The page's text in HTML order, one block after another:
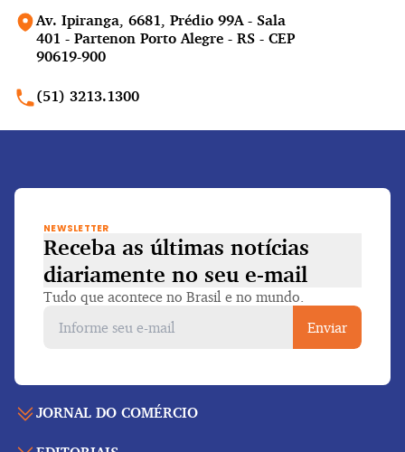
Av. Ipiranga, 6681, Prédio 99A - Sala
401 - Partenon Porto Alegre - RS - CEP
90619-900
(51) 3213.1300
JORNAL DO COMÉRCIO
NEWSLETTER
Receba as últimas notícias
diariamente no seu e-mail
Tudo que acontece no Brasil e no mundo.
Enviar